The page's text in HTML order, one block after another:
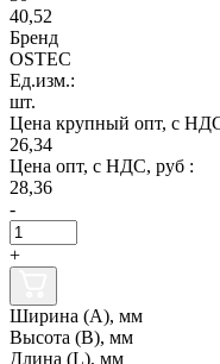
40,52
Бренд
OSTEC
Ед.изм.:
шт.
Цена крупный опт, с
26,34
Цена опт, с НДС, руб :
28,36
-
+
Ширина (А), мм
Высота (В), мм
Длина (L), мм